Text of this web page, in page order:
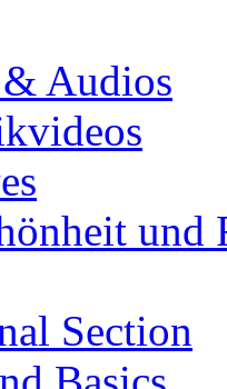
Audios
und
Section